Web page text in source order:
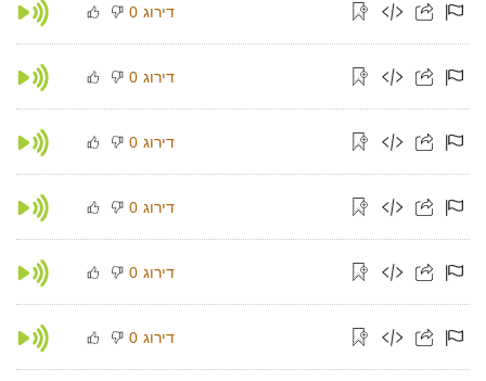
0 דירוג
0 דירוג
0 דירוג
0 דירוג
0 דירוג
0 דירוג